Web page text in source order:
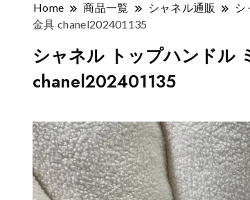
Home 商品一覧 シャネル通販 シ
金具 chanel202401135
シャネル トップハンドル
chanel202401135